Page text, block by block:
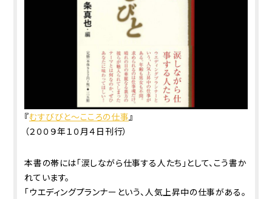
『むすびびと～こころの仕事 』
（２００９年１０月４日刊行）
本書の帯には「涙しながら仕事する人たち」として、こう書か
れています。
「ウエディングプランナーという、人気上昇中の仕事がある。